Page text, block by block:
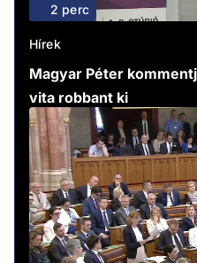
2 perc
Hírek
Magyar Péter
vita robbant ki